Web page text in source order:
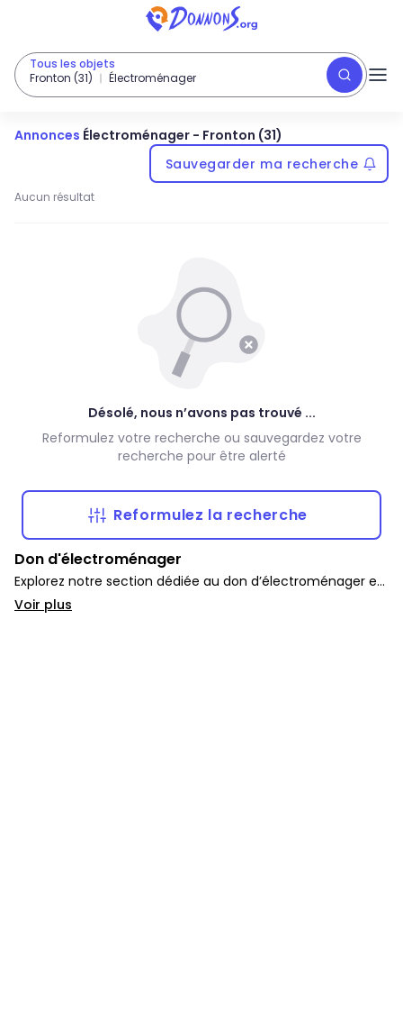
Tous les objets
Fronton (31)
Électroménager
Annonces Électroménager - Fronton (31)
Sauvegarder ma recherche
Aucun résultat
Désolé, nous n’avons pas trouvé ...
Reformulez votre recherche ou sauvegardez votre
recherche pour être alerté
Reformulez la recherche
Don d'électroménager
Explorez notre section dédiée au don d’électroménager et
d’appareils gratuits. Vous y trouverez une large sélection
de fours, lave-vaisselles, micro-ondes, frigos et autres pour
Voir plus